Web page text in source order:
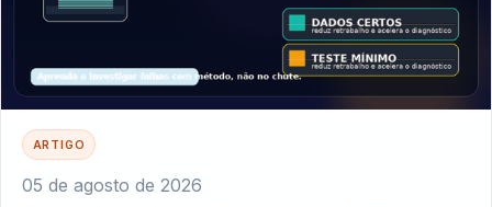
ARTIGO
05 de agosto de 2026